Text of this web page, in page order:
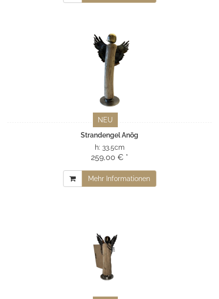
NEU
Strandengel Anög
h: 33.5cm
259,00 € *
Mehr Informationen